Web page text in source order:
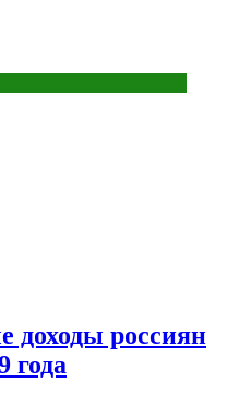
доходы россиян
года